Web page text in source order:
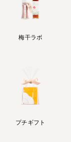
梅干ラボ
プチギフト